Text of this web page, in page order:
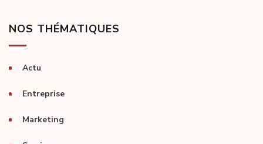
NOS THÉMATIQUES
Actu
Entreprise
Marketing